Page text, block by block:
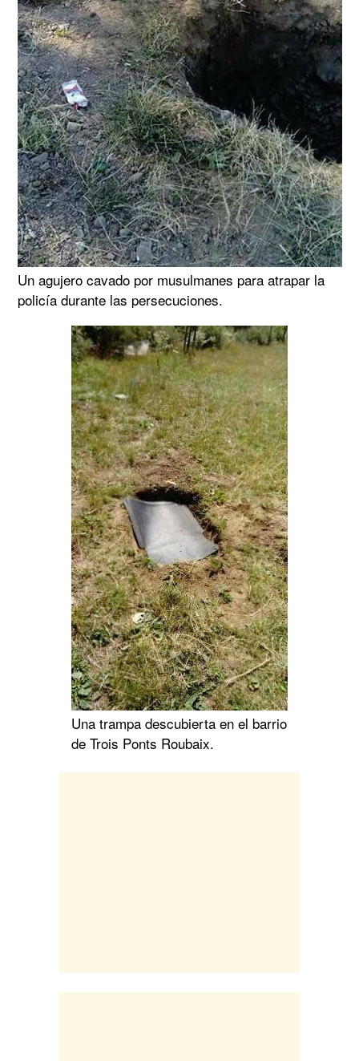
Un agujero cavado por musulmanes para atrapar la
policía durante las persecuciones.
Una trampa descubierta en el barrio
de Trois Ponts Roubaix.